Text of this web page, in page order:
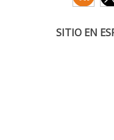
SITIO EN